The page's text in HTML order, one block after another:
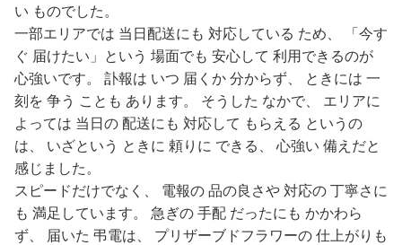
い ものでした。
一部エリアでは 当日配送にも 対応している ため、 「今す
ぐ 届けたい」という 場面でも 安心して 利用できるのが
心強いです。 訃報は いつ 届くか 分からず、 ときには 一
刻を 争う ことも あります。 そうした なかで、 エリアに
よっては 当日の 配送にも 対応して もらえる というの
は、 いざという ときに 頼りに できる、 心強い 備えだと
感じました。
スピードだけでなく、 電報の 品の良さや 対応の 丁寧さに
も 満足しています。 急ぎの 手配 だったにも かかわら
ず、 届いた 弔電は、 プリザーブドフラワーの 仕上がりも